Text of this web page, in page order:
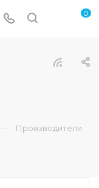
0
— Производители